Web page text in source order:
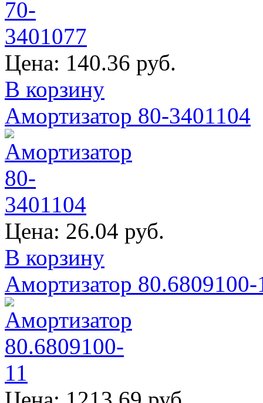
Цена: 140.36 руб.
В корзину
Амортизатор 80-3401104
Цена: 26.04 руб.
В корзину
Амортизатор 80.6809100-